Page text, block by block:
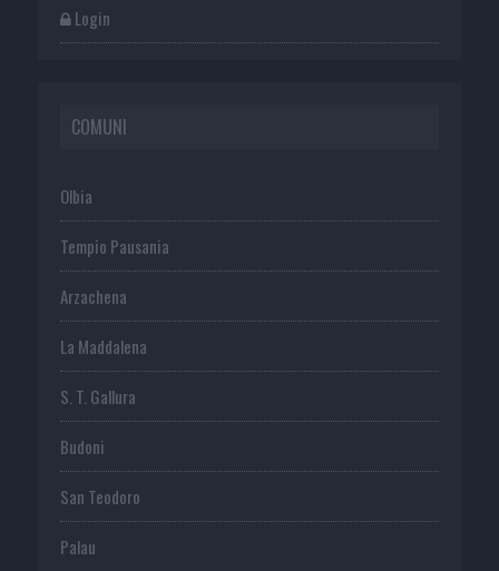
Login
COMUNI
Olbia
Tempio Pausania
Arzachena
La Maddalena
S. T. Gallura
Budoni
San Teodoro
Palau